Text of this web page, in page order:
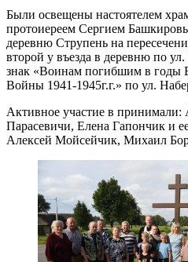
Были освещены настоятелем
протоиереем Сергием
деревню Струпень на
второй у въезда в деревню по
знак «Воинам погибшим в годы
Войны 1941-1945г.г.» по ул.
Активное участие в принимали:
Парасевичи, Елена Гапончик и
Алексей Мойсейчик, Михаил